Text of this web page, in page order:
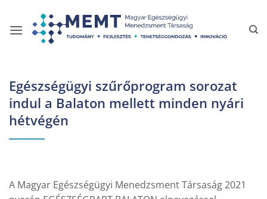
content
Egészségügyi szűrőprogram sorozat
indul a Balaton mellett minden nyári
hétvégén
A Magyar Egészségügyi Menedzsment Társaság 2021